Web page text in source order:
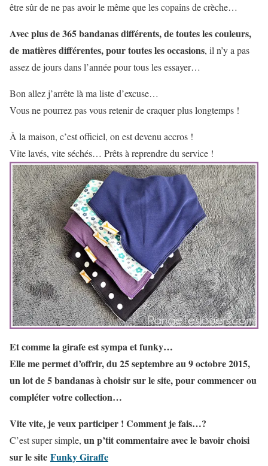
être sûr de ne pas avoir le même que les copains de crèche…
Avec plus de 365 bandanas différents, de toutes les couleurs,
de matières différentes, pour toutes les occasions, il n’y a pas
assez de jours dans l’année pour tous les essayer…
Bon allez j’arrête là ma liste d’excuse…
Vous ne pourrez pas vous retenir de craquer plus longtemps !
À la maison, c’est officiel, on est devenu accros !
Vite lavés, vite séchés… Prêts à reprendre du service !
Et comme la girafe est sympa et funky…
Elle me permet d’offrir, du 25 septembre au 9 octobre 2015,
un lot de 5 bandanas à choisir sur le site, pour commencer ou
compléter votre collection…
Vite vite, je veux participer ! Comment je fais…?
C’est super simple, un p’tit commentaire avec le bavoir choisi
sur le site Funky Giraffe